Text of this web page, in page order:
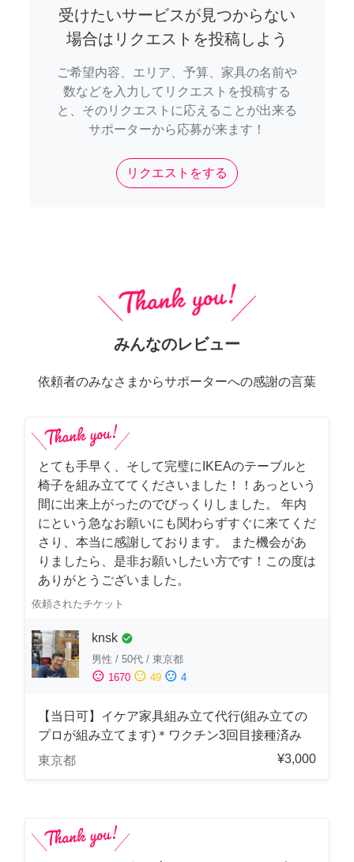
受けたいサービスが見つからない
場合はリクエストを投稿しよう
ご希望内容、エリア、予算、家具の名前や
数などを入力してリクエストを投稿する
と、そのリクエストに応えることが出来る
サポーターから応募が来ます！
リクエストをする
みんなのレビュー
依頼者のみなさまからサポーターへの感謝の言葉
とても手早く、そして完璧にIKEAのテーブルと
椅子を組み立ててくださいました！！あっという
間に出来上がったのでびっくりしました。 年内
にという急なお願いにも関わらずすぐに来てくだ
さり、本当に感謝しております。 また機会があ
りましたら、是非お願いしたい方です！この度は
ありがとうございました。
依頼されたチケット
knsk check_circle
男性 / 50代 / 東京都
sentiment_satisfied 1670 sentiment_neutral 49 sentiment_dissatisfied 4
【当日可】イケア家具組み立て代行(組み立ての
プロが組み立てます)＊ワクチン3回目接種済み
東京都
¥3,000